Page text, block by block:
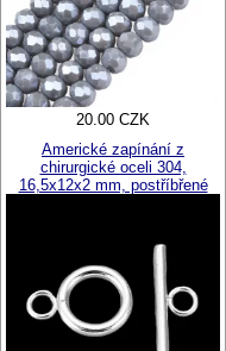
20.00 CZK
Americké zapínání z
chirurgické oceli 304,
16,5x12x2 mm, postříbřené